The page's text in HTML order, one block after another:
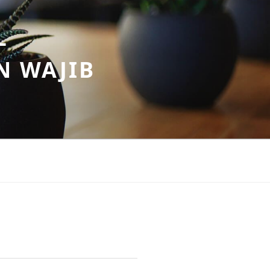
WAJIB